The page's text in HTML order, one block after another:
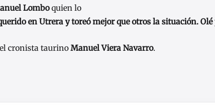
Lomboquien lo
en Utrera y toreó mejor que otros la situación. Olé
cronista taurino Manuel Viera Navarro.